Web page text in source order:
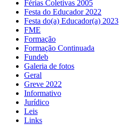
Férias Coletivas 2005
Festa do Educador 2022
Festa do(a) Educador(a) 2023
FME
Formação
Formação Continuada
Fundeb
Galeria de fotos
Geral
Greve 2022
Informativo
Jurídico
Leis
Links